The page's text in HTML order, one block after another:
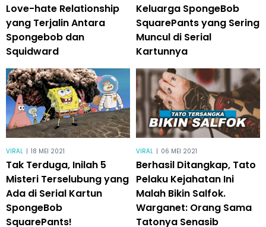
Love-hate Relationship
yang Terjalin Antara
Spongebob dan
Squidward
Keluarga SpongeBob
SquarePants yang Sering
Muncul di Serial
Kartunnya
VIRAL | 18 MEI 2021
Tak Terduga, Inilah 5
Misteri Terselubung yang
Ada di Serial Kartun
SpongeBob
SquarePants!
VIRAL | 06 MEI 2021
Berhasil Ditangkap, Tato
Pelaku Kejahatan Ini
Malah Bikin Salfok.
Warganet: Orang Sama
Tatonya Senasib